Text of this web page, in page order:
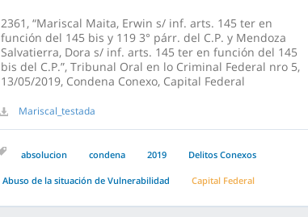
2361, “Mariscal Maita, Erwin s/ inf. arts. 145 ter en
función del 145 bis y 119 3° párr. del C.P. y Mendoza
Salvatierra, Dora s/ inf. arts. 145 ter en función del 145
bis del C.P.”, Tribunal Oral en lo Criminal Federal nro 5,
13/05/2019, Condena Conexo, Capital Federal
Mariscal_testada
absolucion condena 2019 Delitos Conexos
Abuso de la situación de Vulnerabilidad Capital Federal